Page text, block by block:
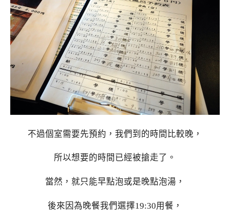
不過個室需要先預約，我們到的時間比較晚，
所以想要的時間已經被搶走了。
當然，就只能早點泡或是晚點泡湯，
後來因為晚餐我們選擇19:30用餐，